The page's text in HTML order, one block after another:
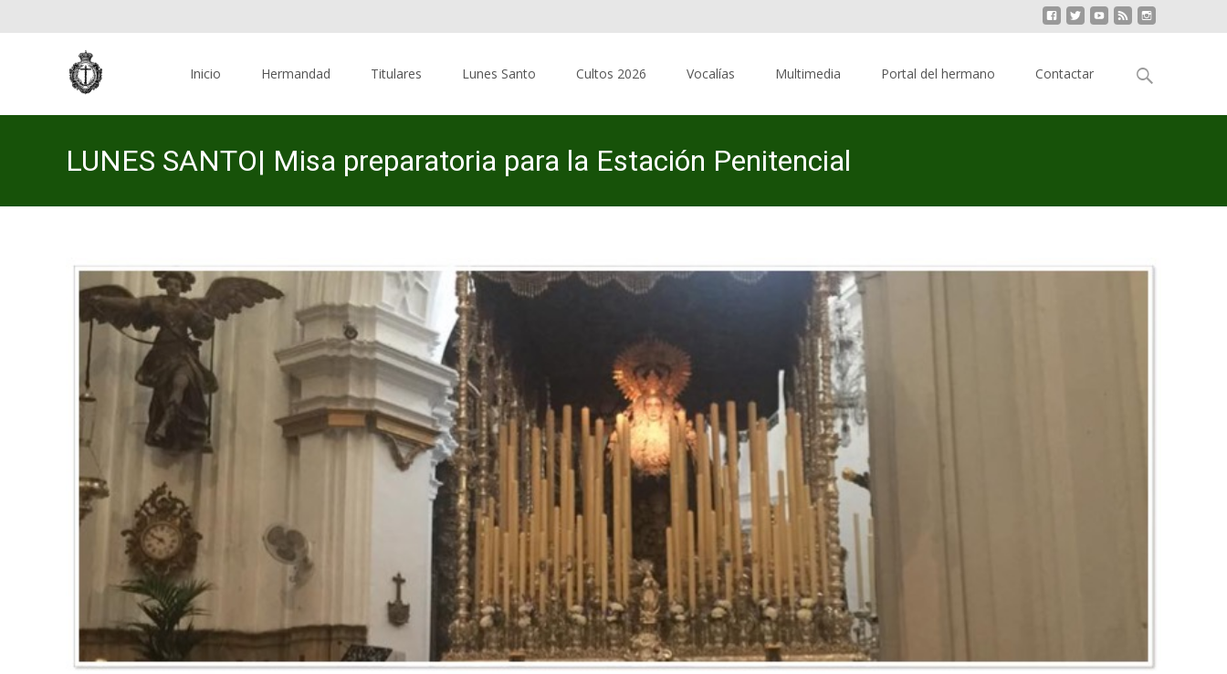
Inicio Hermandad Titulares Lunes Santo Cultos 2026 Vocalías Multimedia Portal del hermano Contactar Buscar:
LUNES SANTO| Misa preparatoria para la Estación Penitencial